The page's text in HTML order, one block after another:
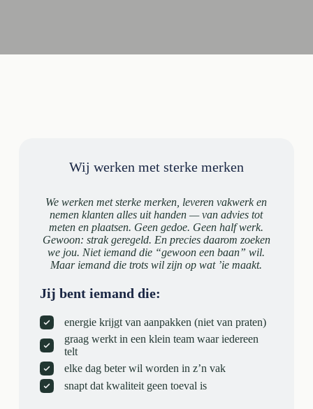
Wij werken met sterke merken
We werken met sterke merken, leveren vakwerk en
nemen klanten alles uit handen — van advies tot
meten en plaatsen. Geen gedoe. Geen half werk.
Gewoon: strak geregeld. En precies daarom zoeken
we jou. Niet iemand die “gewoon een baan” wil.
Maar iemand die trots wil zijn op wat ’ie maakt.
Jij bent iemand die:
energie krijgt van aanpakken (niet van praten)
graag werkt in een klein team waar iedereen
telt
elke dag beter wil worden in z’n vak
snapt dat kwaliteit geen toeval is